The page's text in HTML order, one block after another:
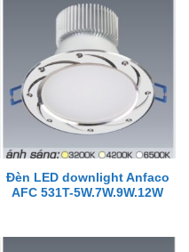
Đèn LED downlight Anfaco
AFC 531T-5W.7W.9W.12W